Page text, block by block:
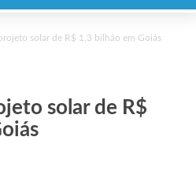
solar de R$ 1,3 bilhão em Goiás
solar de R$